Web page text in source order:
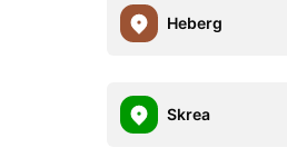
Heberg
Skrea